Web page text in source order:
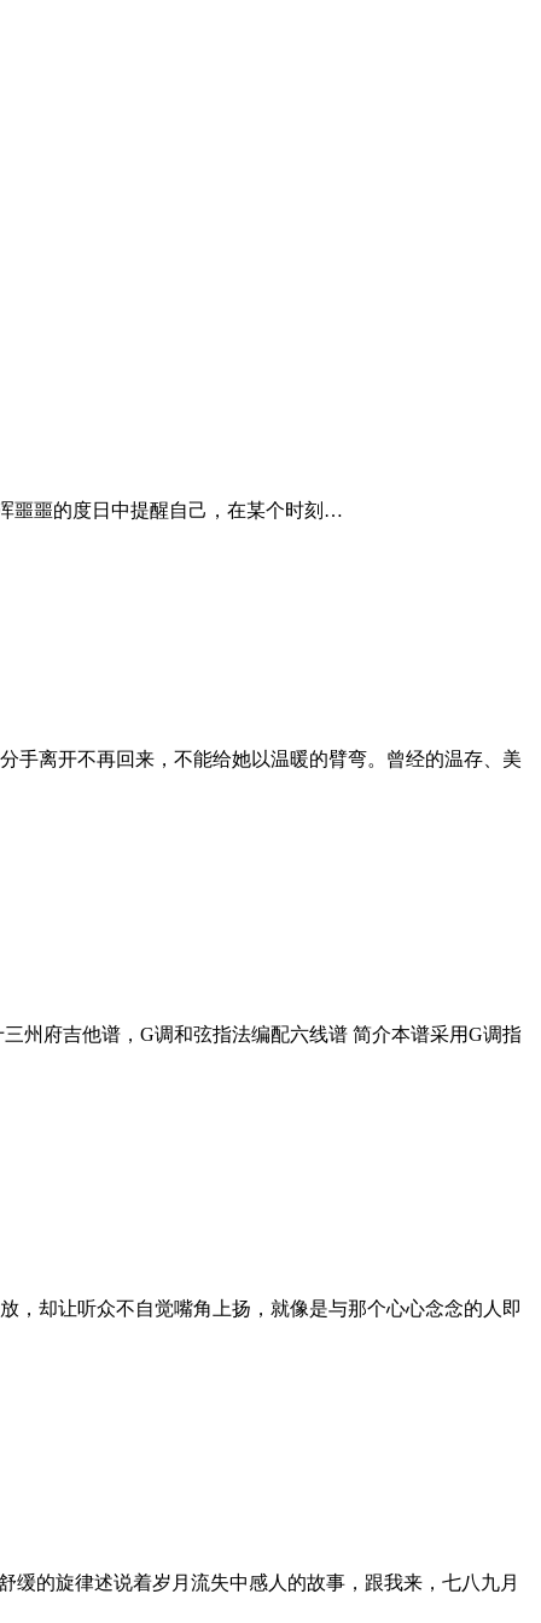
噩噩的度日中提醒自己，在某个时刻…
手离开不再回来，不能给她以温暖的臂弯。曾经的温存、美
州府吉他谱，G调和弦指法编配六线谱 简介本谱采用G调指
，却让听众不自觉嘴角上扬，就像是与那个心心念念的人即
的旋律述说着岁月流失中感人的故事，跟我来，七八九月